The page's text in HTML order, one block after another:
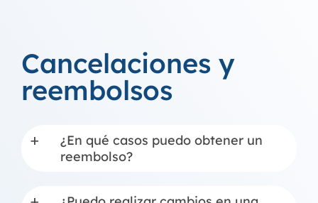
Cancelaciones y
reembolsos
a
¿En qué casos puedo obtener un
reembolso?